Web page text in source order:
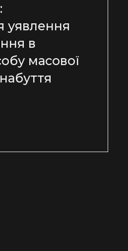
уявлення
в
масової